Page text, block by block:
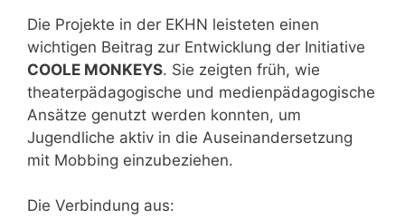
Die Projekte in der EKHN leisteten einen
wichtigen Beitrag zur Entwicklung der Initiative
COOLE MONKEYS. Sie zeigten früh, wie
theaterpädagogische und medienpädagogische
Ansätze genutzt werden konnten, um
Jugendliche aktiv in die Auseinandersetzung
mit Mobbing einzubeziehen.
Die Verbindung aus: